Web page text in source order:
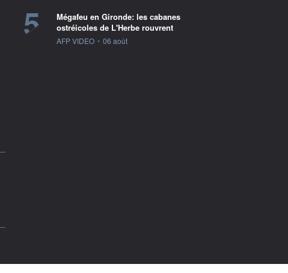
5
Mégafeu en Gironde: les cabanes
ostréicoles de L'Herbe rouvrent
information fournie par
AFP VIDEO • 06 août